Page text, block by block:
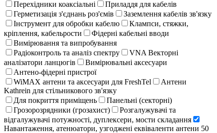
Перехідники коаксіальні
Приладдя для кабелів
Герметизація з'єднань роз'ємів
Заземлення кабелів зв'язку
Інструмент для обробки кабелю
Клампси, стяжки,
кріплення, кабельрости
Фідерні кабельні вводи
Вимірювання та випробування
Радіоконтроль та аналіз спектру
VNA Векторні
аналізатори ланцюгів
Вимірювальні аксесуари
Антено-фідерні пристрої
WiMAX антени та аксесуари для FreshTel
Антени
Kathrein для стільникового зв'язку
Для покриття приміщень
Панельні (секторні)
Грозорозрядники (грозахист)
Розгалужувачі та
відгалужувачі потужності, дуплексери, мости складання
Навантаження, атенюатори, узгоджені еквіваленти антени 50